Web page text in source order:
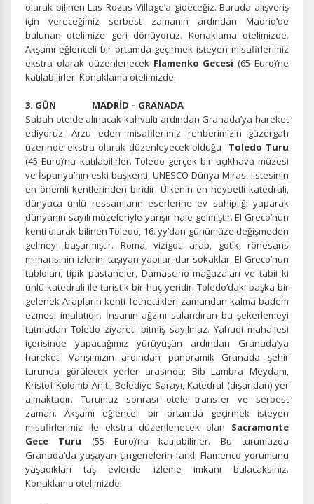
olarak bilinen Las Rozas Village’a gideceğiz. Burada alışveriş
için vereceğimiz serbest zamanın ardından Madrid’de
bulunan otelimize geri dönüyoruz. Konaklama otelimizde.
Akşamı eğlenceli bir ortamda geçirmek isteyen misafirlerimiz
ekstra olarak düzenlenecek Flamenko Gecesi (65 Euro)’ne
katılabilirler. Konaklama otelimizde.
3. GÜN MADRİD – GRANADA
Sabah otelde alınacak kahvaltı ardından Granada’ya hareket
ediyoruz. Arzu eden misafilerimiz rehberimizin güzergah
üzerinde ekstra olarak düzenleyecek olduğu Toledo Turu
(45 Euro)’na katılabilirler. Toledo gerçek bir açıkhava müzesi
ve İspanya’nın eski başkenti, UNESCO Dünya Mirası listesinin
en önemli kentlerinden biridir. Ülkenin en heybetli katedrali,
dünyaca ünlü ressamların eserlerine ev sahipliği yaparak
dünyanın sayılı müzeleriyle yarışır hale gelmiştir. El Greco’nun
kenti olarak bilinen Toledo, 16. yy’dan günümüze değişmeden
gelmeyi başarmıştır. Roma, vizigot, arap, gotik, rönesans
mimarisinin izlerini taşıyan yapılar, dar sokaklar, El Greco’nun
tabloları, tipik pastaneler, Damascino mağazaları ve tabii ki
ünlü katedrali ile turistik bir haç yeridir. Toledo’daki başka bir
gelenek Arapların kenti fethettikleri zamandan kalma badem
ezmesi imalatıdır. İnsanın ağzını sulandıran bu şekerlemeyi
tatmadan Toledo ziyareti bitmiş sayılmaz. Yahudi mahallesi
içerisinde yapacağımız yürüyüşün ardından Granada’ya
hareket. Varışımızın ardından panoramik Granada şehir
turunda görülecek yerler arasında; Bib Lambra Meydanı,
Kristof Kolomb Anıtı, Belediye Sarayı, Katedral (dışarıdan) yer
almaktadır. Turumuz sonrası otele transfer ve serbest
zaman. Akşamı eğlenceli bir ortamda geçirmek isteyen
misafirlerimiz ile ekstra düzenlenecek olan Sacramonte
Gece Turu (55 Euro)’na katılabilirler. Bu turumuzda
Granada‘da yaşayan çingenelerin farklı Flamenco yorumunu
yaşadıkları taş evlerde izleme imkanı bulacaksınız.
Konaklama otelimizde.